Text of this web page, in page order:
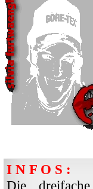
I N F O S :
Die